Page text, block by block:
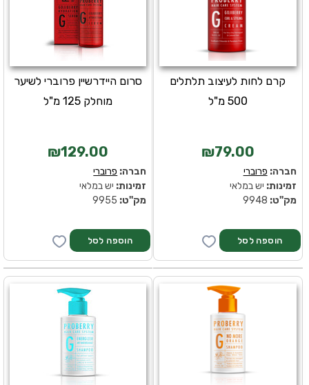
סרום היידרשיין פרוברי לשיער
מוחלק 125 מ"ל
₪129.00
חברה: פרוברי
זמינות: יש במלאי
מק''ט:
קרם לחות לעיצוב תלתלים
500 מ"ל
₪79.00
חברה: פרוברי
זמינות: יש במלאי
מק''ט: